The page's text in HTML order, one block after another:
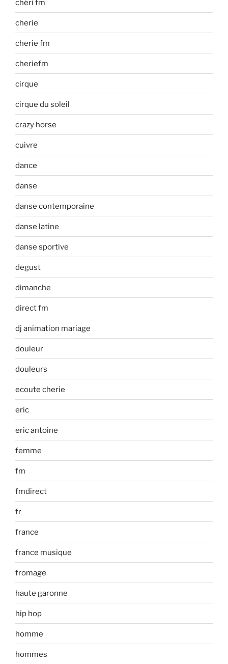
chéri fm
cherie
cherie fm
cheriefm
cirque
cirque du soleil
crazy horse
cuivre
dance
danse
danse contemporaine
danse latine
danse sportive
degust
dimanche
direct fm
dj animation mariage
douleur
douleurs
ecoute cherie
eric
eric antoine
femme
fm
fmdirect
fr
france
france musique
fromage
haute garonne
hip hop
homme
hommes